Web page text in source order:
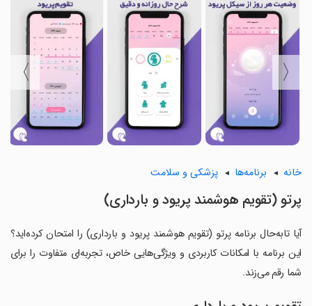
〈
〉
خانه برنامه‌ها پزشکی و سلامت
پرتو (تقویم هوشمند پریود و بارداری)
آیا تابه‌حال برنامه پرتو (تقویم هوشمند پریود و بارداری) را امتحان کرده‌اید؟
این برنامه با امکانات کاربردی و ویژگی‌هایی خاص، تجربه‌ای متفاوت را برای
شما رقم می‌زند.